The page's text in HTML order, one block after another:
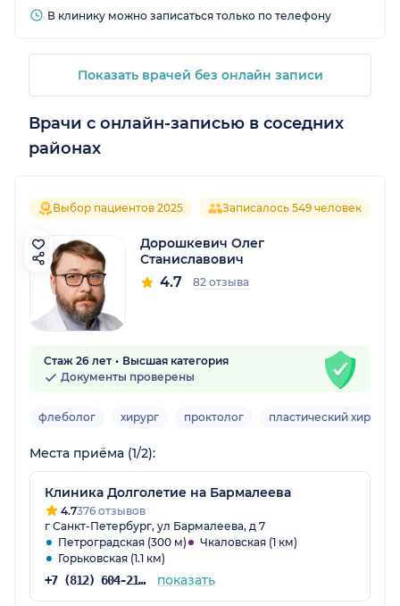
В клинику можно записаться только по телефону
Показать врачей без онлайн записи
Врачи с онлайн-записью в соседних
районах
Выбор пациентов 2025 Записалось 549 человек
Дорошкевич Олег
Станиславович
4.7 82 отзыва
Стаж 26 лет
Высшая категория
Документы проверены
флеболог хирург проктолог пластический хирург
Места приёма (1/2):
Клиника Долголетие на Бармалеева
4.7376 отзывов
г Санкт-Петербург, ул Бармалеева, д 7
Петроградская (300 м)
Чкаловская (1 км)
Горьковская (1.1 км)
+7 (812) 604-21-66 показать